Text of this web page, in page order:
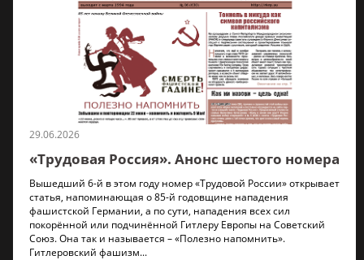
29.06.2026
«Трудовая Россия». Анонс шестого номера
Вышедший 6-й в этом году номер «Трудовой России» открывает
статья, напоминающая о 85-й годовщине нападения
фашистской Германии, а по сути, нападения всех сил
покорённой или подчинённой Гитлеру Европы на Советский
Союз. Она так и называется – «Полезно напомнить».
Гитлеровский фашизм...